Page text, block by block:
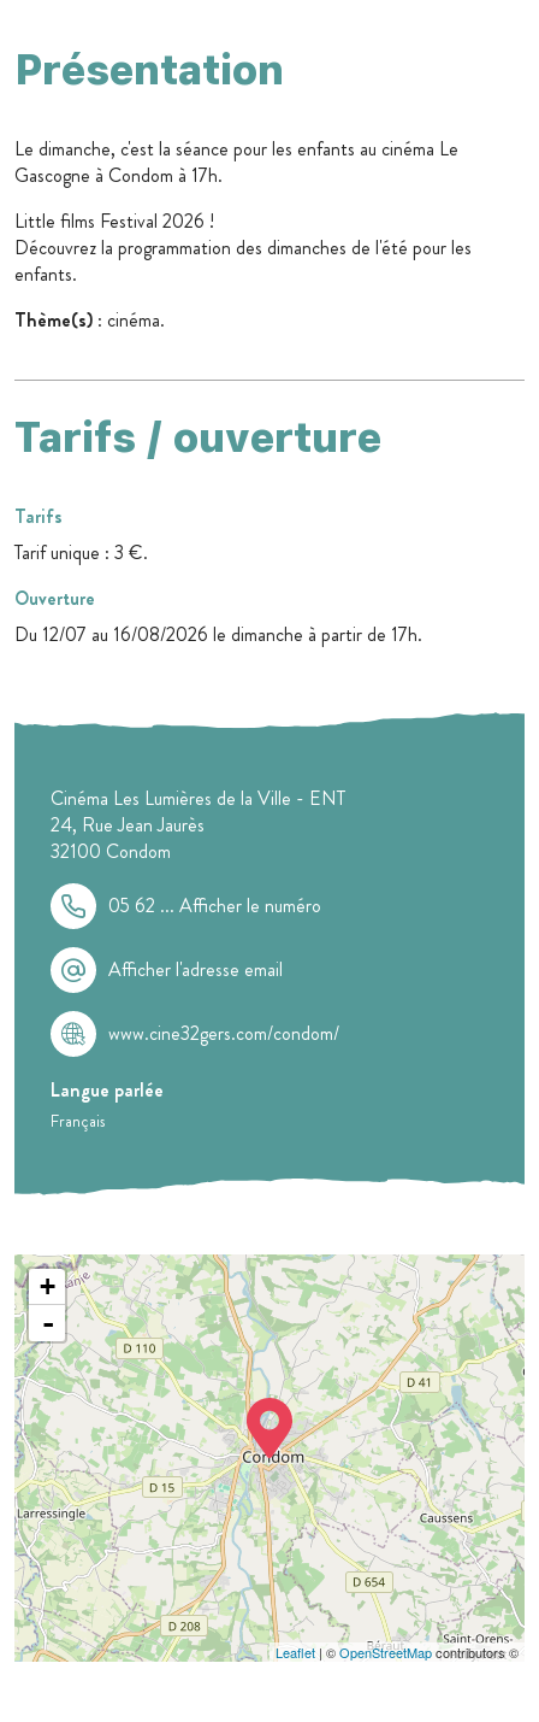
Présentation
Le dimanche, c'est la séance pour les enfants au cinéma Le
Gascogne à Condom à 17h.
Little films Festival 2026 !
Découvrez la programmation des dimanches de l'été pour les
enfants.
Thème(s) : cinéma.
Tarifs / ouverture
Tarifs
Tarif unique : 3 €.
Ouverture
Du 12/07 au 16/08/2026 le dimanche à partir de 17h.
Cinéma Les Lumières de la Ville - ENT
24, Rue Jean Jaurès
32100 Condom
05 62 ... Afficher le numéro
Afficher l'adresse email
www.cine32gers.com/condom/
Langue parlée
Français
+
-
Leaflet | ©OpenStreetMapcontributors ©